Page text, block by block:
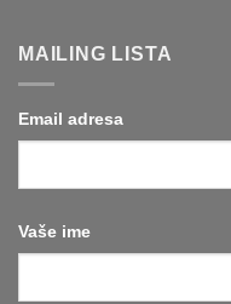
MAILING LISTA
Email adresa
Vaše ime